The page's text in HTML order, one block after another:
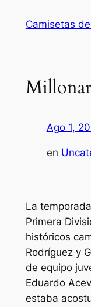
Camisetas
Ago 1,
en
La
Primera
históricos
Rodríguez y
de equipo
Eduardo
estaba